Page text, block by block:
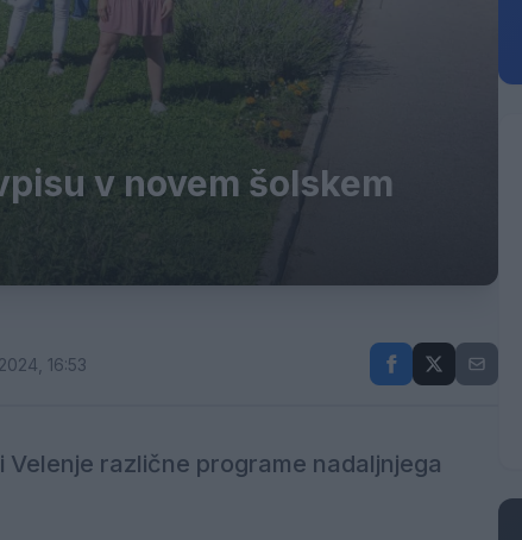
v novem šolskem
16:53
različne programe nadaljnjega